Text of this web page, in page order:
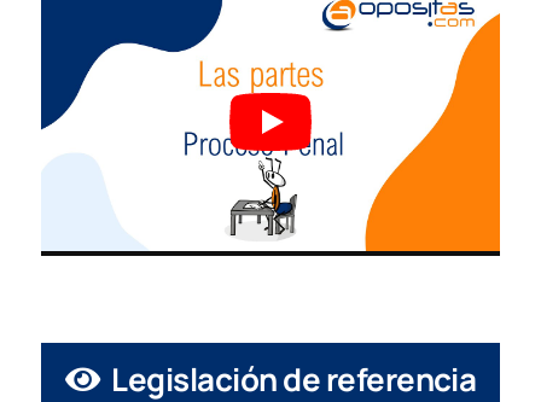
Legislación de referencia